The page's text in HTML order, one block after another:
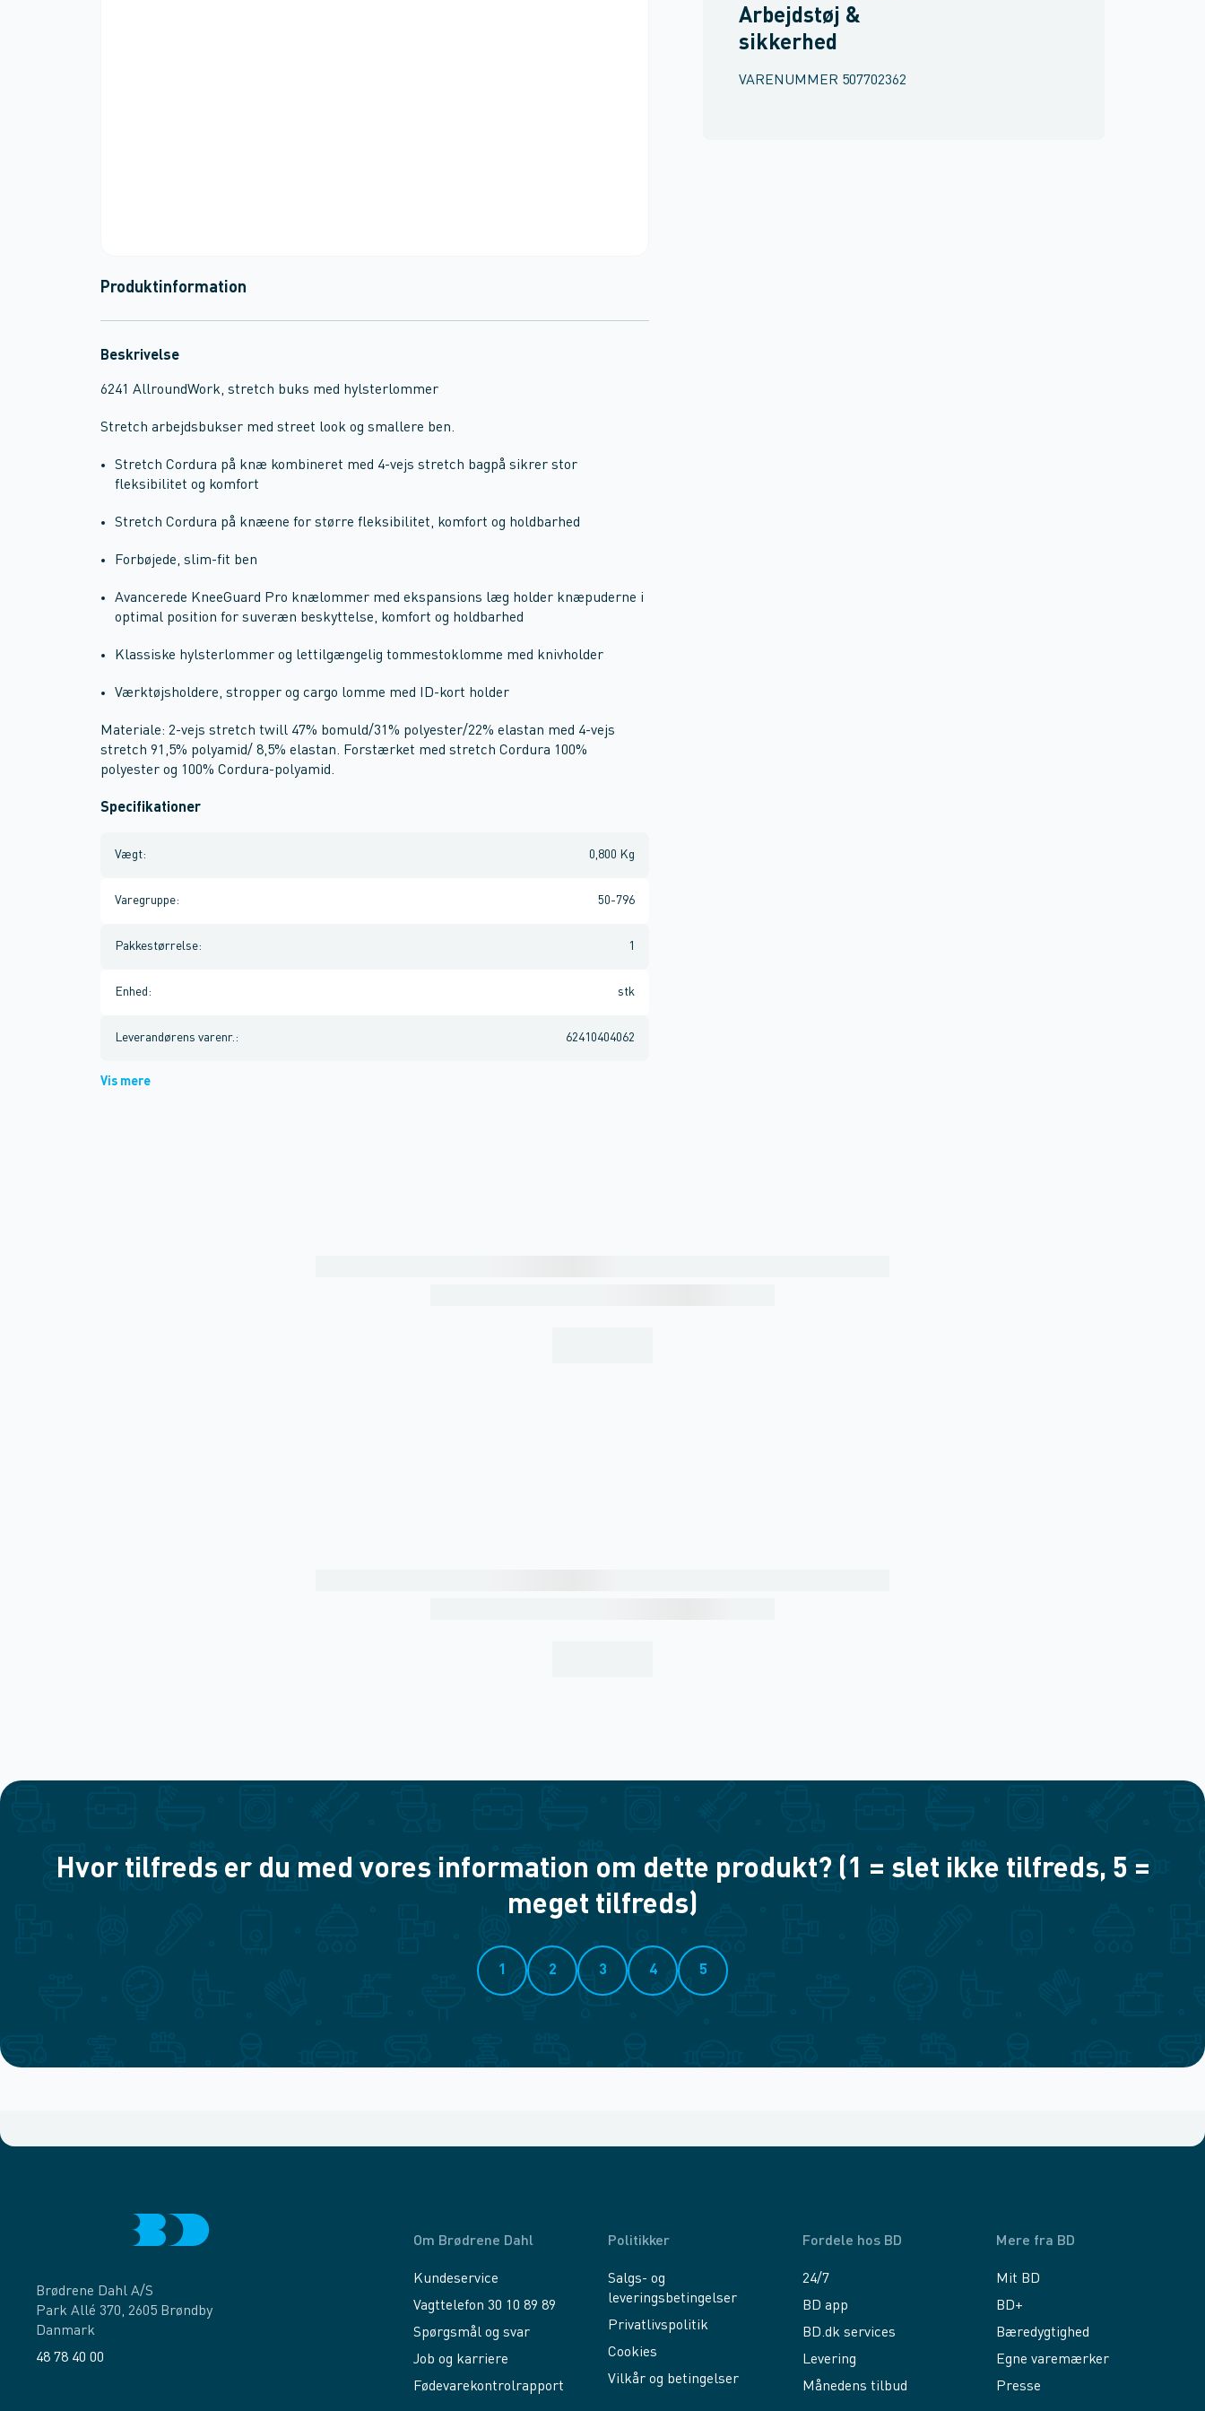
Arbejdstøj &
sikkerhed
VARENUMMER 507702362
Produktinformation
Beskrivelse
6241 AllroundWork, stretch buks med hylsterlommer
Stretch arbejdsbukser med street look og smallere ben.
Stretch Cordura på knæ kombineret med 4-vejs stretch bagpå sikrer stor
fleksibilitet og komfort
Stretch Cordura på knæene for større fleksibilitet, komfort og holdbarhed
Forbøjede, slim-fit ben
Avancerede KneeGuard Pro knælommer med ekspansions læg holder knæpuderne i
optimal position for suveræn beskyttelse, komfort og holdbarhed
Klassiske hylsterlommer og lettilgængelig tommestoklomme med knivholder
Værktøjsholdere, stropper og cargo lomme med ID-kort holder
Materiale: 2-vejs stretch twill 47% bomuld/31% polyester/22% elastan med 4-vejs
stretch 91,5% polyamid/ 8,5% elastan. Forstærket med stretch Cordura 100%
polyester og 100% Cordura-polyamid.
Specifikationer
Vægt: 0,800 Kg
Varegruppe: 50-796
Pakkestørrelse: 1
Enhed : stk
Leverandørens varenr. : 62410404062
Vis mere
Hvor tilfreds er du med vores information om dette produkt? (1 = slet ikke tilfreds, 5 =
meget tilfreds)
1 2 3 4 5
Brødrene Dahl A/S
Park Allé 370, 2605 Brøndby
Danmark
48 78 40 00
Om Brødrene Dahl
Kundeservice
Vagttelefon 30 10 89 89
Spørgsmål og svar
Job og karriere
Fødevarekontrolrapport
Politikker
Salgs- og
leveringsbetingelser
Privatlivspolitik
Cookies
Vilkår og betingelser
Fordele hos BD
24/7
BD app
BD.dk services
Levering
Månedens tilbud
Mere fra BD
Mit BD
BD+
Bæredygtighed
Egne varemærker
Presse